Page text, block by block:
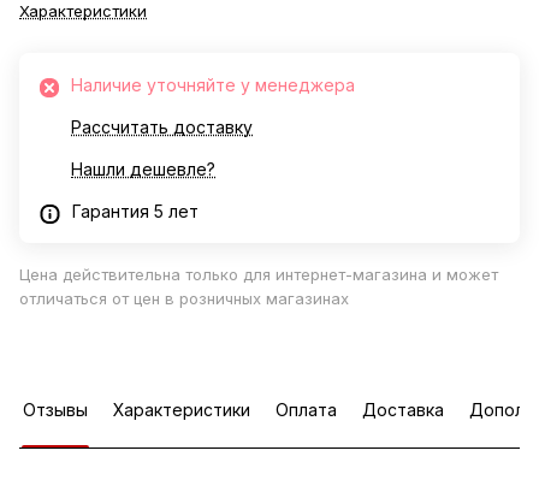
Характеристики
Наличие уточняйте у менеджера
Рассчитать доставку
Нашли дешевле?
Гарантия 5 лет
Цена действительна только для интернет-магазина и может
отличаться от цен в розничных магазинах
Отзывы Характеристики Оплата Доставка